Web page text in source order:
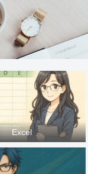
Excel